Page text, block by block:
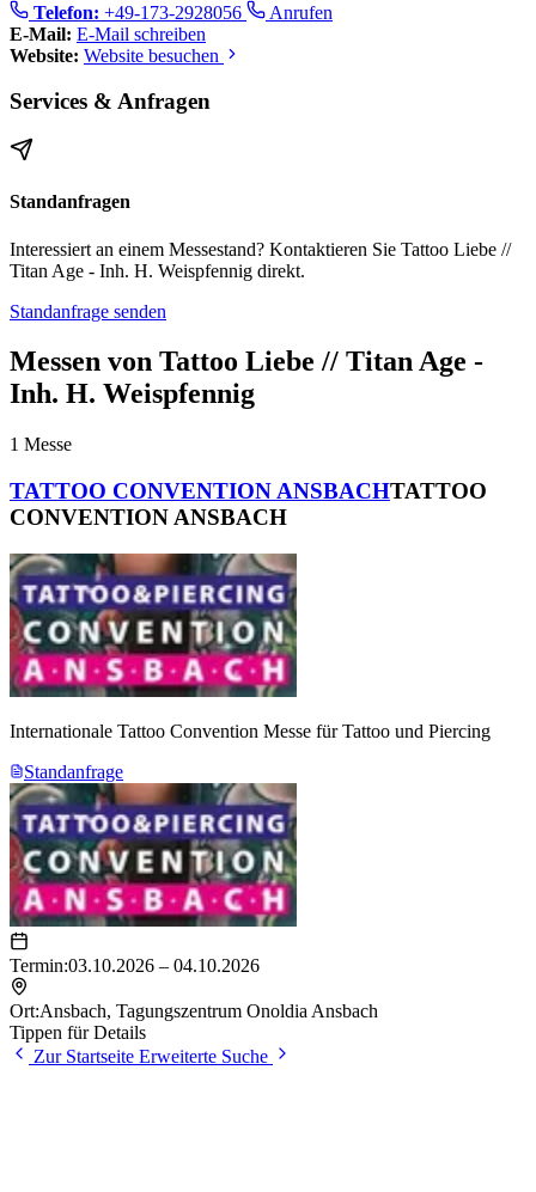
Telefon: +49-173-2928056
Anrufen
E-Mail: E-Mail schreiben
Website: Website besuchen
Services & Anfragen
Standanfragen
Interessiert an einem Messestand? Kontaktieren Sie Tattoo Liebe //
Titan Age - Inh. H. Weispfennig direkt.
Standanfrage senden
Messen von Tattoo Liebe // Titan Age -
Inh. H. Weispfennig
1 Messe
TATTOO CONVENTION ANSBACHTATTOO
CONVENTION ANSBACH
Internationale Tattoo Convention Messe für Tattoo und Piercing
Standanfrage
Termin:03.10.2026 – 04.10.2026
Ort:Ansbach, Tagungszentrum Onoldia Ansbach
Tippen für Details
Zur Startseite Erweiterte Suche